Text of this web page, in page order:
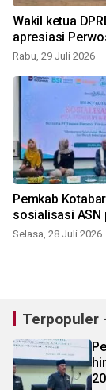
Wakil ketua
apresiasi
Rabu, 29 Juli 2026
Pemkab
sosialisasi ASN
Selasa, 28 Juli 2026
Terpopuler